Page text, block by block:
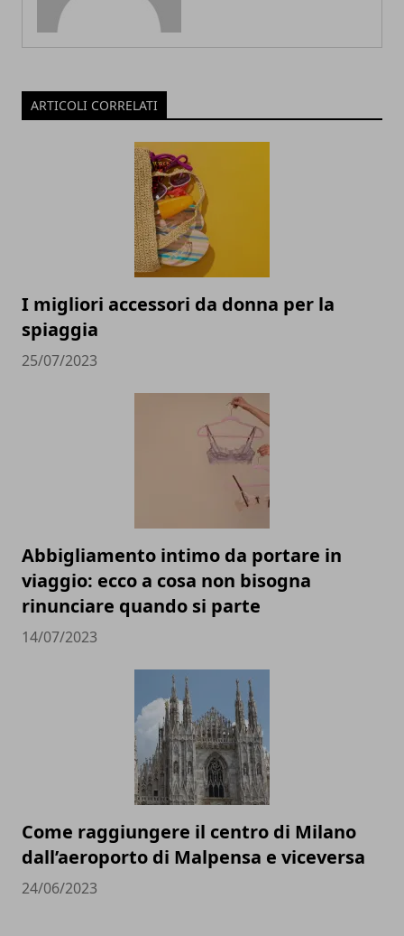
ARTICOLI CORRELATI
I migliori accessori da donna per la
spiaggia
25/07/2023
Abbigliamento intimo da portare in
viaggio: ecco a cosa non bisogna
rinunciare quando si parte
14/07/2023
Come raggiungere il centro di Milano
dall’aeroporto di Malpensa e viceversa
24/06/2023